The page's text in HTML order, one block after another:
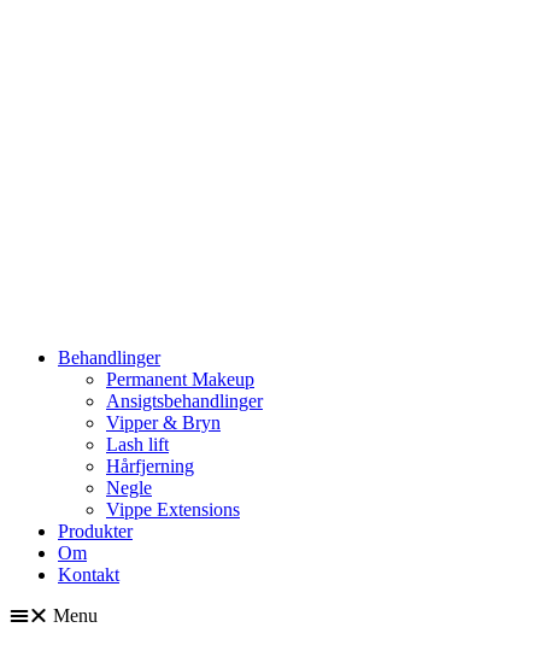
Behandlinger
Permanent Makeup
Ansigtsbehandlinger
Vipper & Bryn
Lash lift
Hårfjerning
Negle
Vippe Extensions
Produkter
Om
Kontakt
Menu